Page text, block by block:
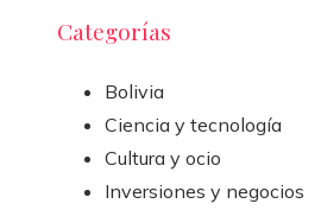
Categorías
Bolivia
Ciencia y tecnología
Cultura y ocio
Inversiones y negocios